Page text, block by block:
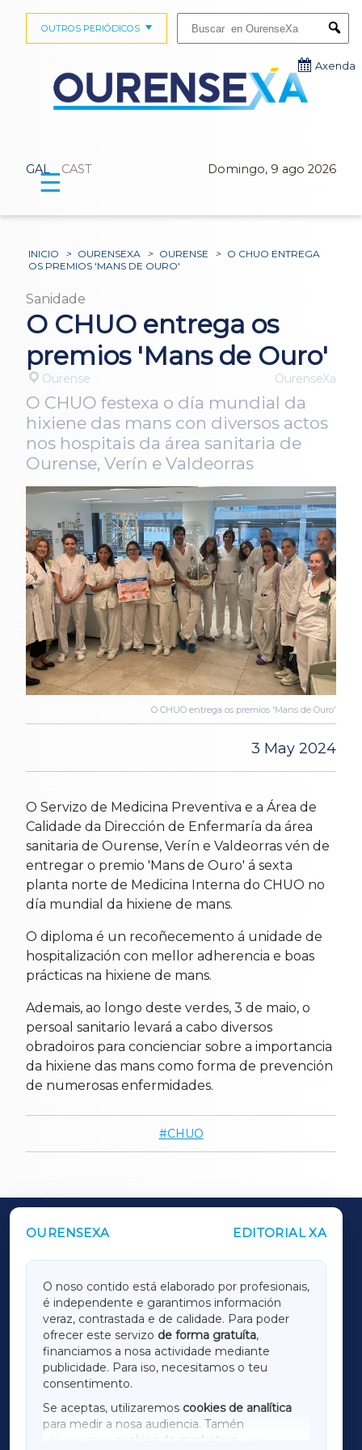
GAL CAST Domingo, 9 ago 2026
OUTROS PERIÓDICOS
Axenda
☰
INICIO > OURENSEXA > OURENSE > O CHUO ENTREGA
OS PREMIOS 'MANS DE OURO'
Sanidade
O CHUO entrega os
premios 'Mans de Ouro'
Ourense OurenseXa
O CHUO festexa o día mundial da
hixiene das mans con diversos actos
nos hospitais da área sanitaria de
Ourense, Verín e Valdeorras
O CHUO entrega os premios 'Mans de Ouro'
3 May 2024
O Servizo de Medicina Preventiva e a Área de
Calidade da Dirección de Enfermaría da área
sanitaria de Ourense, Verín e Valdeorras vén de
entregar o premio 'Mans de Ouro' á sexta
planta norte de Medicina Interna do CHUO no
día mundial da hixiene de mans.
O diploma é un recoñecemento á unidade de
hospitalización con mellor adherencia e boas
prácticas na hixiene de mans.
Ademais, ao longo deste verdes, 3 de maio, o
persoal sanitario levará a cabo diversos
obradoiros para concienciar sobre a importancia
da hixiene das mans como forma de prevención
de numerosas enfermidades.
CHUO
OURENSEXA EDITORIAL XA
O noso contido está elaborado por profesionais,
é independente e garantimos información
veraz, contrastada e de calidade. Para poder
ofrecer este servizo de forma gratuíta,
financiamos a nosa actividade mediante
publicidade. Para iso, necesitamos o teu
consentimento.
Se aceptas, utilizaremos cookies de analítica
para medir a nosa audiencia. Tamén
utilizaremos
cookies de marketing
OUTROS PERIÓDICOS
LUGOXA
TERRACHAXA
AMARIÑAXA